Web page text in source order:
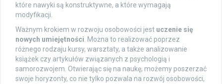
które nawyki są konstruktywne, a które wymagają
modyfikacji.
Ważnym krokiem w rozwoju osobowości jest uczenie się
nowych umiejętności. Można to realizować poprzez
różnego rodzaju kursy, warsztaty, a także analizowanie
książek czy artykułów związanych z psychologią i
samorozwojem. Otwierając się na naukę, możemy poszerzać
swoje horyzonty, co nie tylko pozwala na rozwój osobowości,